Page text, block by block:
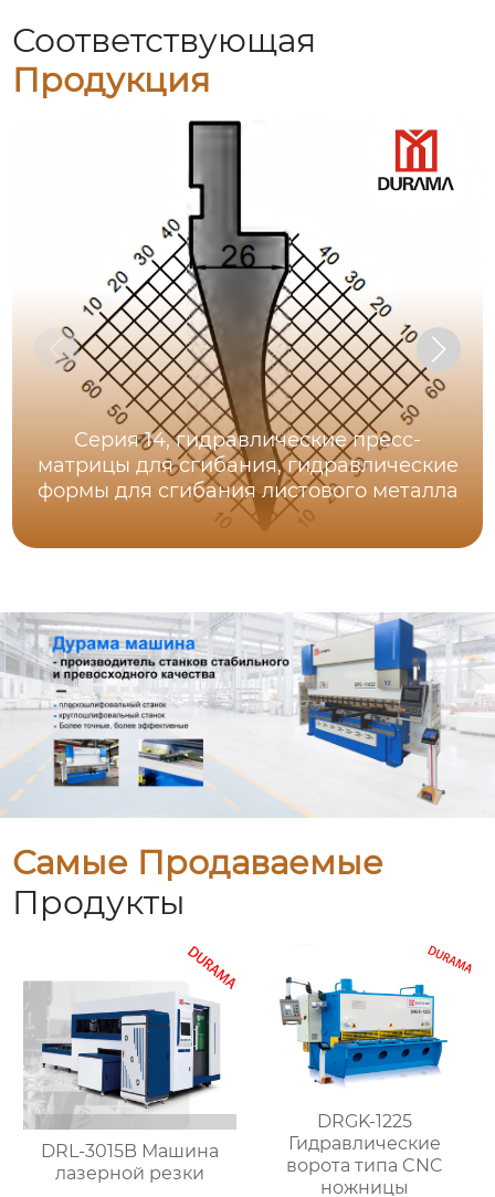
Соответствующая
Продукция
Серия 14, гидравлические пресс-
матрицы для сгибания, гидравлические
формы для сгибания листового металла
Самые Продаваемые
Продукты
DRL-3015B Машина
лазерной резки
DRGK-1225
Гидравлические
ворота типа CNC
ножницы